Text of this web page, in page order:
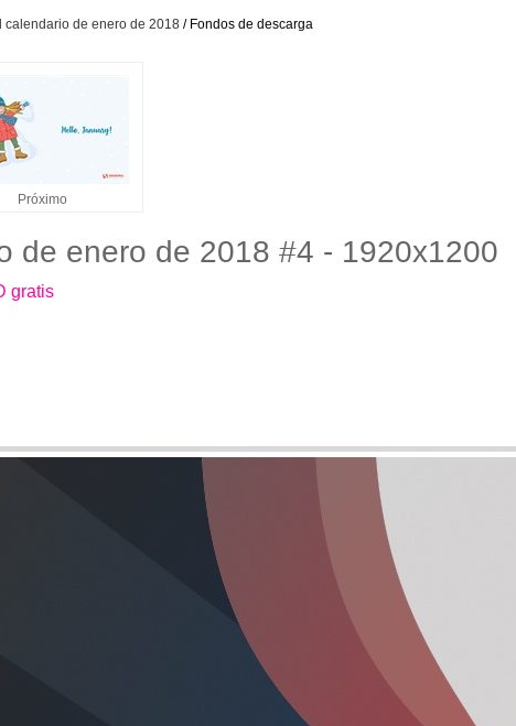
calendario de enero de 2018 / Fondos de descarga
Próximo
de enero de 2018 #4 - 1920x1200
gratis